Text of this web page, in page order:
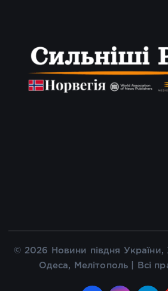
© 2026 Новини півдня України,
Одеса, Мелітополь | Всі